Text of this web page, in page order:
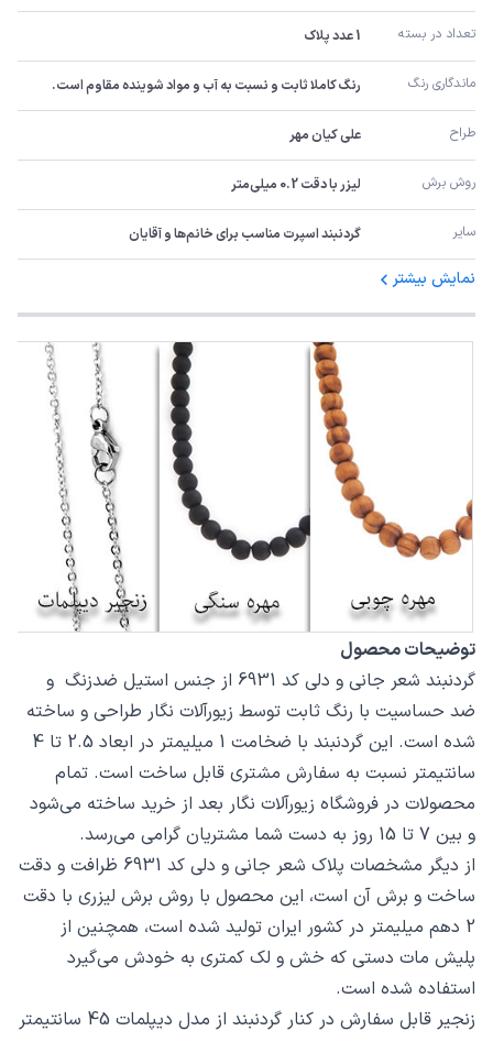
تعداد در بسته 1 عدد پلاک
ماندگاری رنگ رنگ کاملا ثابت و نسبت به آب و مواد شوینده مقاوم است.
طراح علی کیان مهر
روش برش لیزر با دقت 0.2 میلی‌متر
سایر گردنبند اسپرت مناسب برای خانم‌ها و آقایان
نمایش بیشتر
توضیحات محصول
گردنبند شعر جانی و دلی کد 6931 از جنس استیل ضدزنگ و
ضد حساسیت با رنگ ثابت توسط زیورآلات نگار طراحی و ساخته
شده است. این گردنبند با ضخامت 1 میلیمتر در ابعاد 2.5 تا 4
سانتیمتر نسبت به سفارش مشتری قابل ساخت است. تمام
محصولات در فروشگاه زیورآلات نگار بعد از خرید ساخته می‌شود
و بین 7 تا 15 روز به دست شما مشتریان گرامی می‌رسد.
از دیگر مشخصات پلاک شعر جانی و دلی کد 6931 ظرافت و دقت
ساخت و برش آن است، این محصول با روش برش لیزری با دقت
2 دهم میلیمتر در کشور ایران تولید شده است، همچنین از
پلیش مات دستی که خش و لک کمتری به خودش می‌گیرد
استفاده شده است.
زنجیر قابل سفارش در کنار گردنبند از مدل دیپلمات 45 سانتیمتر